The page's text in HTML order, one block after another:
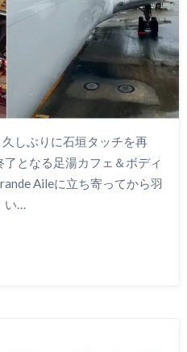
しぶりに石垣タッチを再
となる足湯カフェ＆ボディ
Aileに立ち寄ってから羽
い…